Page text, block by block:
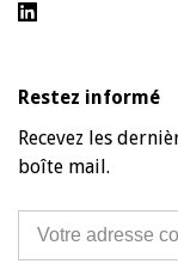
Restez informé
Recevez les
boîte mail.